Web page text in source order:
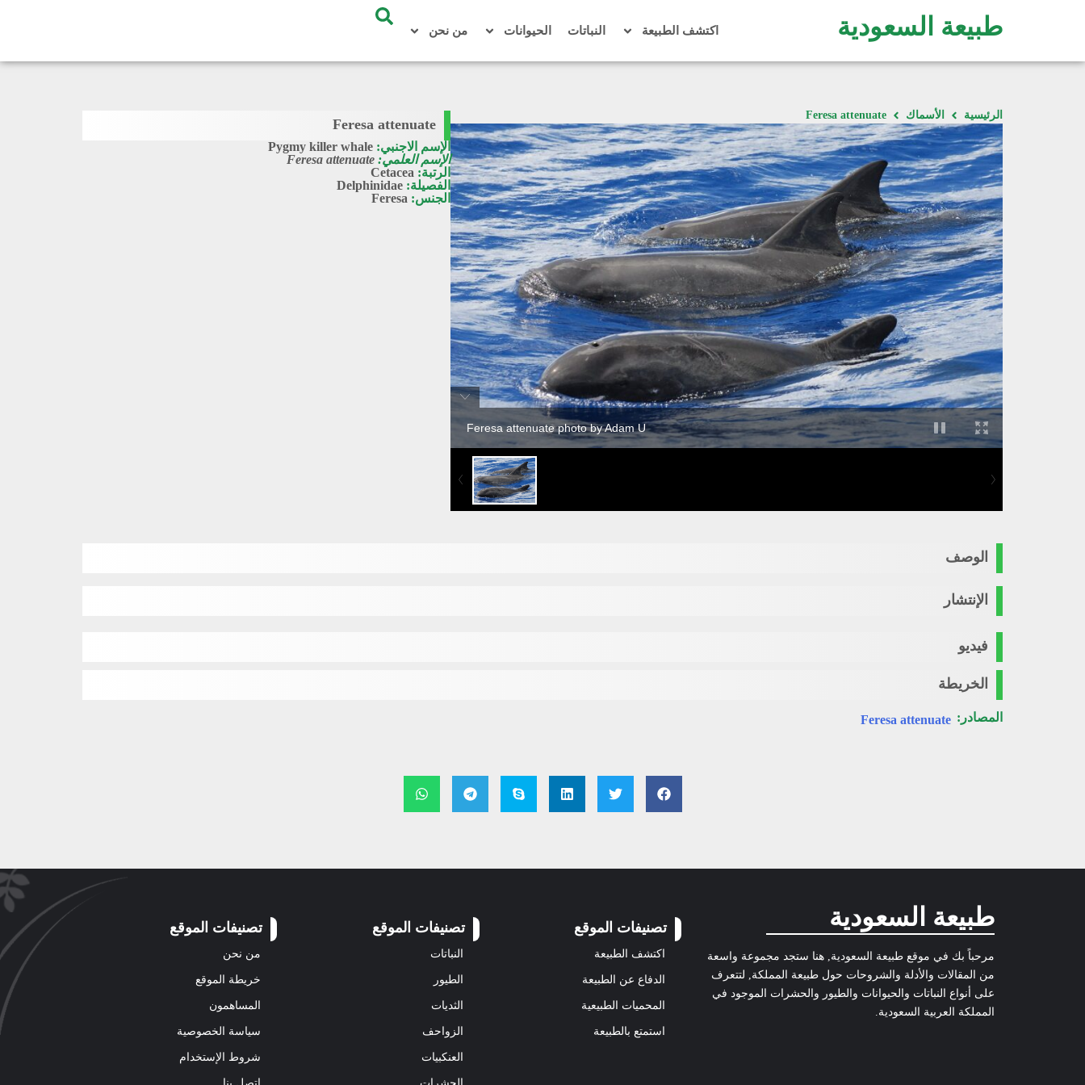
طبيعة السعودية اكتشف الطبيعة النباتات الحيوانات من نحن
الرئيسية الأسماك Feresa attenuate
Feresa attenuate photo by Adam U
Feresa attenuate
الإسم الاجنبي: Pygmy killer whale
الإسم العلمي: Feresa attenuate
الرتبة: Cetacea
الفصيلة: Delphinidae
الجنس: Feresa
الوصف
الإنتشار
فيديو
الخريطة
المصادر: Feresa attenuate
طبيعة السعودية
مرحباً بك في موقع طبيعة السعودية, هنا ستجد مجموعة واسعة
من المقالات والأدلة والشروحات حول طبيعة المملكة, لتتعرف
على أنواع النباتات والحيوانات والطيور والحشرات الموجود في
المملكة العربية السعودية.
تصنيفات الموقع
اكتشف الطبيعة
الدفاع عن الطبيعة
المحميات الطبيعية
استمتع بالطبيعة
تصنيفات الموقع
النباتات
الطيور
الثديات
الزواحف
العنكبيات
تصنيفات الموقع
من نحن
خريطة الموقع
المساهمون
سياسة الخصوصية
شروط الإستخدام